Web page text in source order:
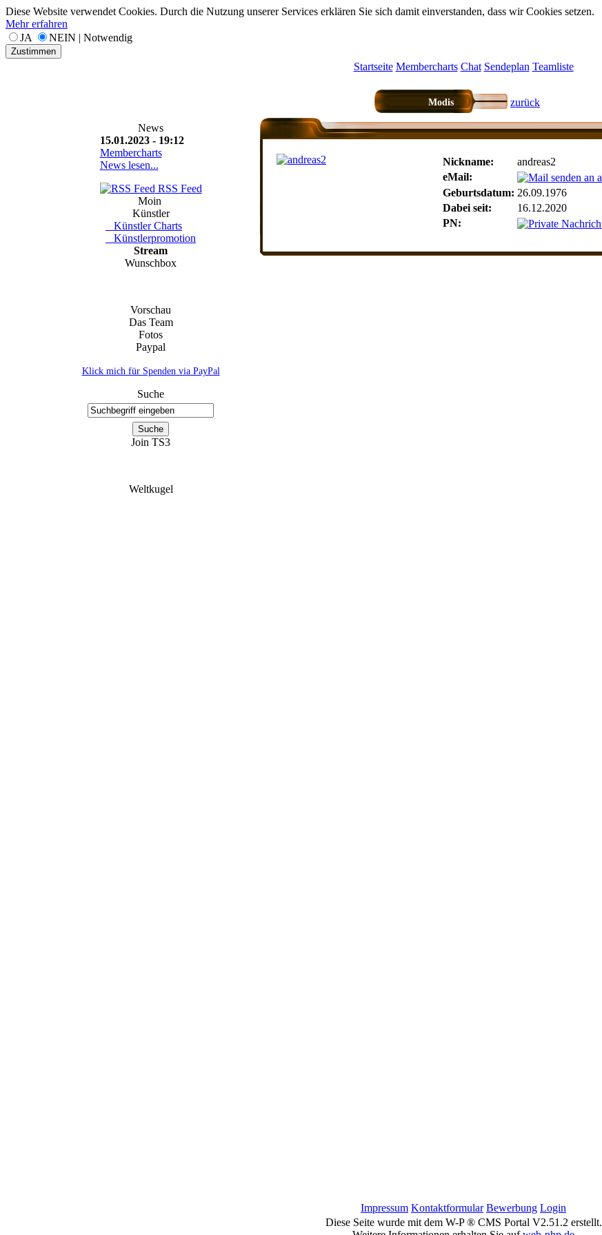
Diese Website verwendet Cookies. Durch die Nutzung unserer Services erklären Sie sich damit einverstanden, dass wir Cookies setzen.
Mehr erfahren
JA
NEIN | Notwendig
Zustimmen
Startseite Membercharts Chat Sendeplan Teamliste
News
15.01.2023 - 19:12
Membercharts
News lesen...
RSS Feed
Moin
Künstler
Künstler Charts
Künstlerpromotion
Stream
Wunschbox
Vorschau
Das Team
Fotos
Paypal
Klick mich für Spenden via PayPal
Suche
Join TS3
Weltkugel
Modis zurück
Nickname:
andreas2
eMail:
Geburtsdatum: 26.09.1976
Dabei seit:
16.12.2020
PN:
Impressum Kontaktformular Bewerbung Login
Diese Seite wurde mit dem W-P ® CMS Portal V2.51.2 erstellt.